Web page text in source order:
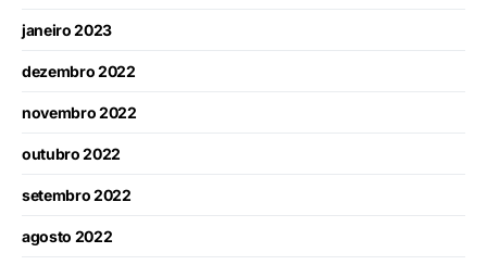
janeiro 2023
dezembro 2022
novembro 2022
outubro 2022
setembro 2022
agosto 2022